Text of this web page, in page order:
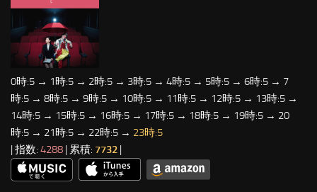
0時:5 → 1時:5 → 2時:5 → 3時:5 → 4時:5 → 5時:5 → 6時:5 → 7
時:5 → 8時:5 → 9時:5 → 10時:5 → 11時:5 → 12時:5 → 13時:5 →
14時:5 → 15時:5 → 16時:5 → 17時:5 → 18時:5 → 19時:5 → 20
時:5 → 21時:5 → 22時:5 → 23時:5
| 指数: 4288 | 累積: 7732